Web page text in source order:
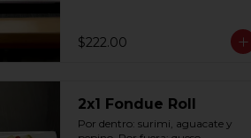
$222.00
2x1 Fondue Roll
Por dentro: surimi, aguacate y